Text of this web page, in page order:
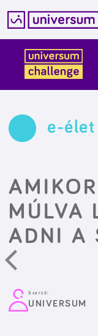
tartalomba
e-élet
MÚLVA
ADNI A
Szerző:
UNIVERSUM